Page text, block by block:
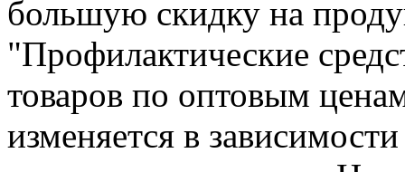
большую скидку на
"Профилактические
товаров по оптовым
изменяется в